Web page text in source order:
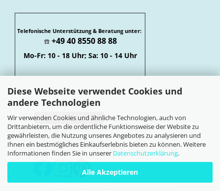
Diese Webseite verwendet Cookies und
andere Technologien
Wir verwenden Cookies und ähnliche Technologien, auch von
Drittanbietern, um die ordentliche Funktionsweise der Website zu
gewährleisten, die Nutzung unseres Angebotes zu analysieren und
Ihnen ein bestmögliches Einkaufserlebnis bieten zu können. Weitere
Informationen finden Sie in unserer Datenschutzerklärung.
Alle Akzeptieren
Telefonische Unterstützung & Beratung unter:
☎️ +49 40 8550 88 88
Mo-Fr: 10 - 18 Uhr; Sa: 10 - 14 Uhr
Vertrag widerrufen
Widerrufsbelehrung
Soziale Netzwerke